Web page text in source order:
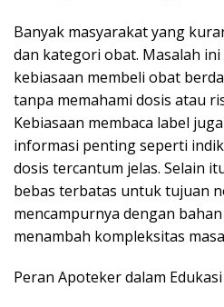
Banyak masyarakat yang
dan kategori obat. Masalah
kebiasaan membeli obat
tanpa memahami dosis atau
Kebiasaan membaca label
informasi penting seperti
dosis tercantum jelas. Selain
bebas terbatas untuk tujuan
mencampurnya dengan
menambah kompleksitas
Peran Apoteker dalam Edukasi